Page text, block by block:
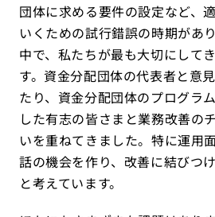
団体に求める要件の設定など、
いくための試行錯誤の時期があ
中で、私たちが最も大切にして
す。資金分配団体の代表者と意
たり、資金分配団体のプログラ
した有志の皆さまと業務改善の
いを重ねてきました。特に運用
話の機会を作り、改善に結びつ
と考えています。